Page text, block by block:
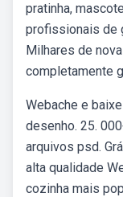
pratinha,
profissionais de
Milhares de
completamente
Webache e
desenho. 25.
arquivos psd.
alta qualidade
cozinha mais